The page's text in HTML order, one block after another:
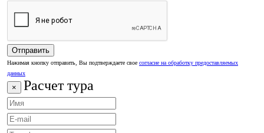
Нажимая кнопку отправить, Вы подтверждаете свое согласие на обработку предоставляемых
данных
× Расчет тура